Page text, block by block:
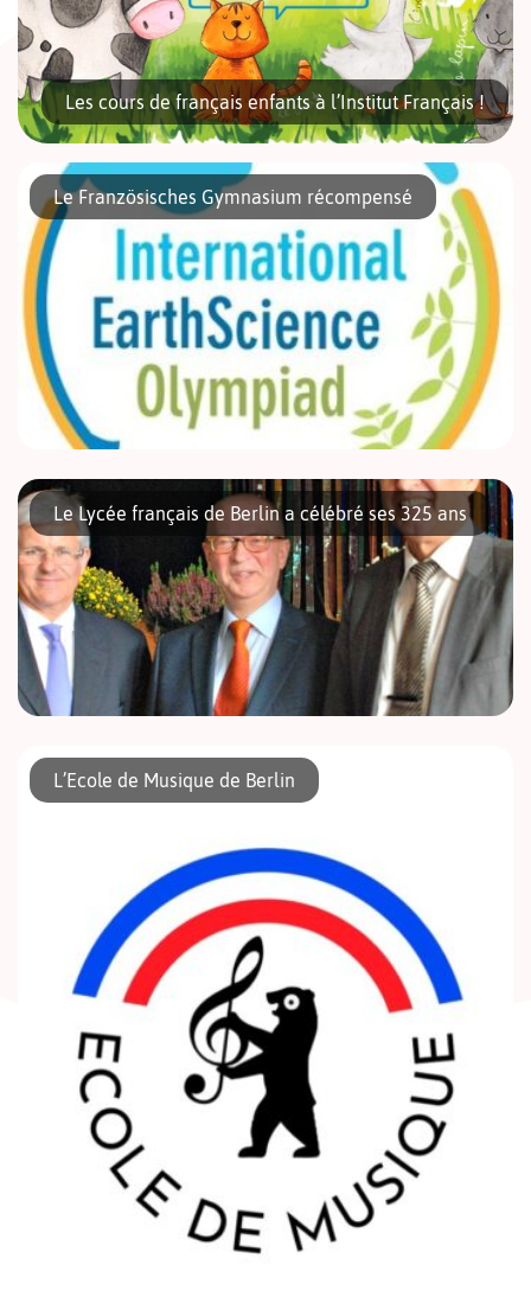
Les cours de français enfants à l’Institut Français !
L’Institut Français propose des cours collectifs pour les
enfants à partir de 3 ans ! Votre enfant est en kita ou en
école franco-allemande et a besoin d’un coup de […]
Le Französisches Gymnasium récompensé
Peu de temps après avoir célébré ses 325 ans, le Lycée français
de Berlin, le Französisches Gymnasium (FG), est de nouveau à
l’honneur. En effet, quatre élèves de Terminale […]
Le Lycée français de Berlin a célébré ses 325 ans
français de l’AEFE (Agence pour l’enseignement français à
l’étranger) qui a été célébré jeudi 2 octobre dernier à
L’Ecole de Musique de Berlin